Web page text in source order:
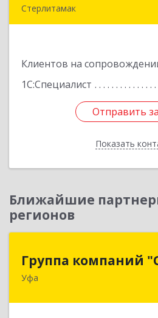
Стерлитамак
Клиентов на
1С:Специалист
Отправить
Показать
Отправить
Назад
Ближайшие
регионов
Группа компаний
Уфа
Группа
450006, Башкортостан